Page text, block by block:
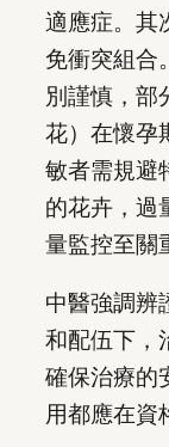
適應症。其
免衝突組合
別謹慎，部
花）在懷孕
敏者需規避
的花卉，過
量監控至關
中醫強調辨
和配伍下，
確保治療的
用都應在資